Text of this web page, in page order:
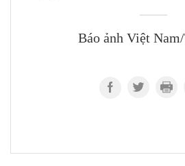
Báo ảnh Việt